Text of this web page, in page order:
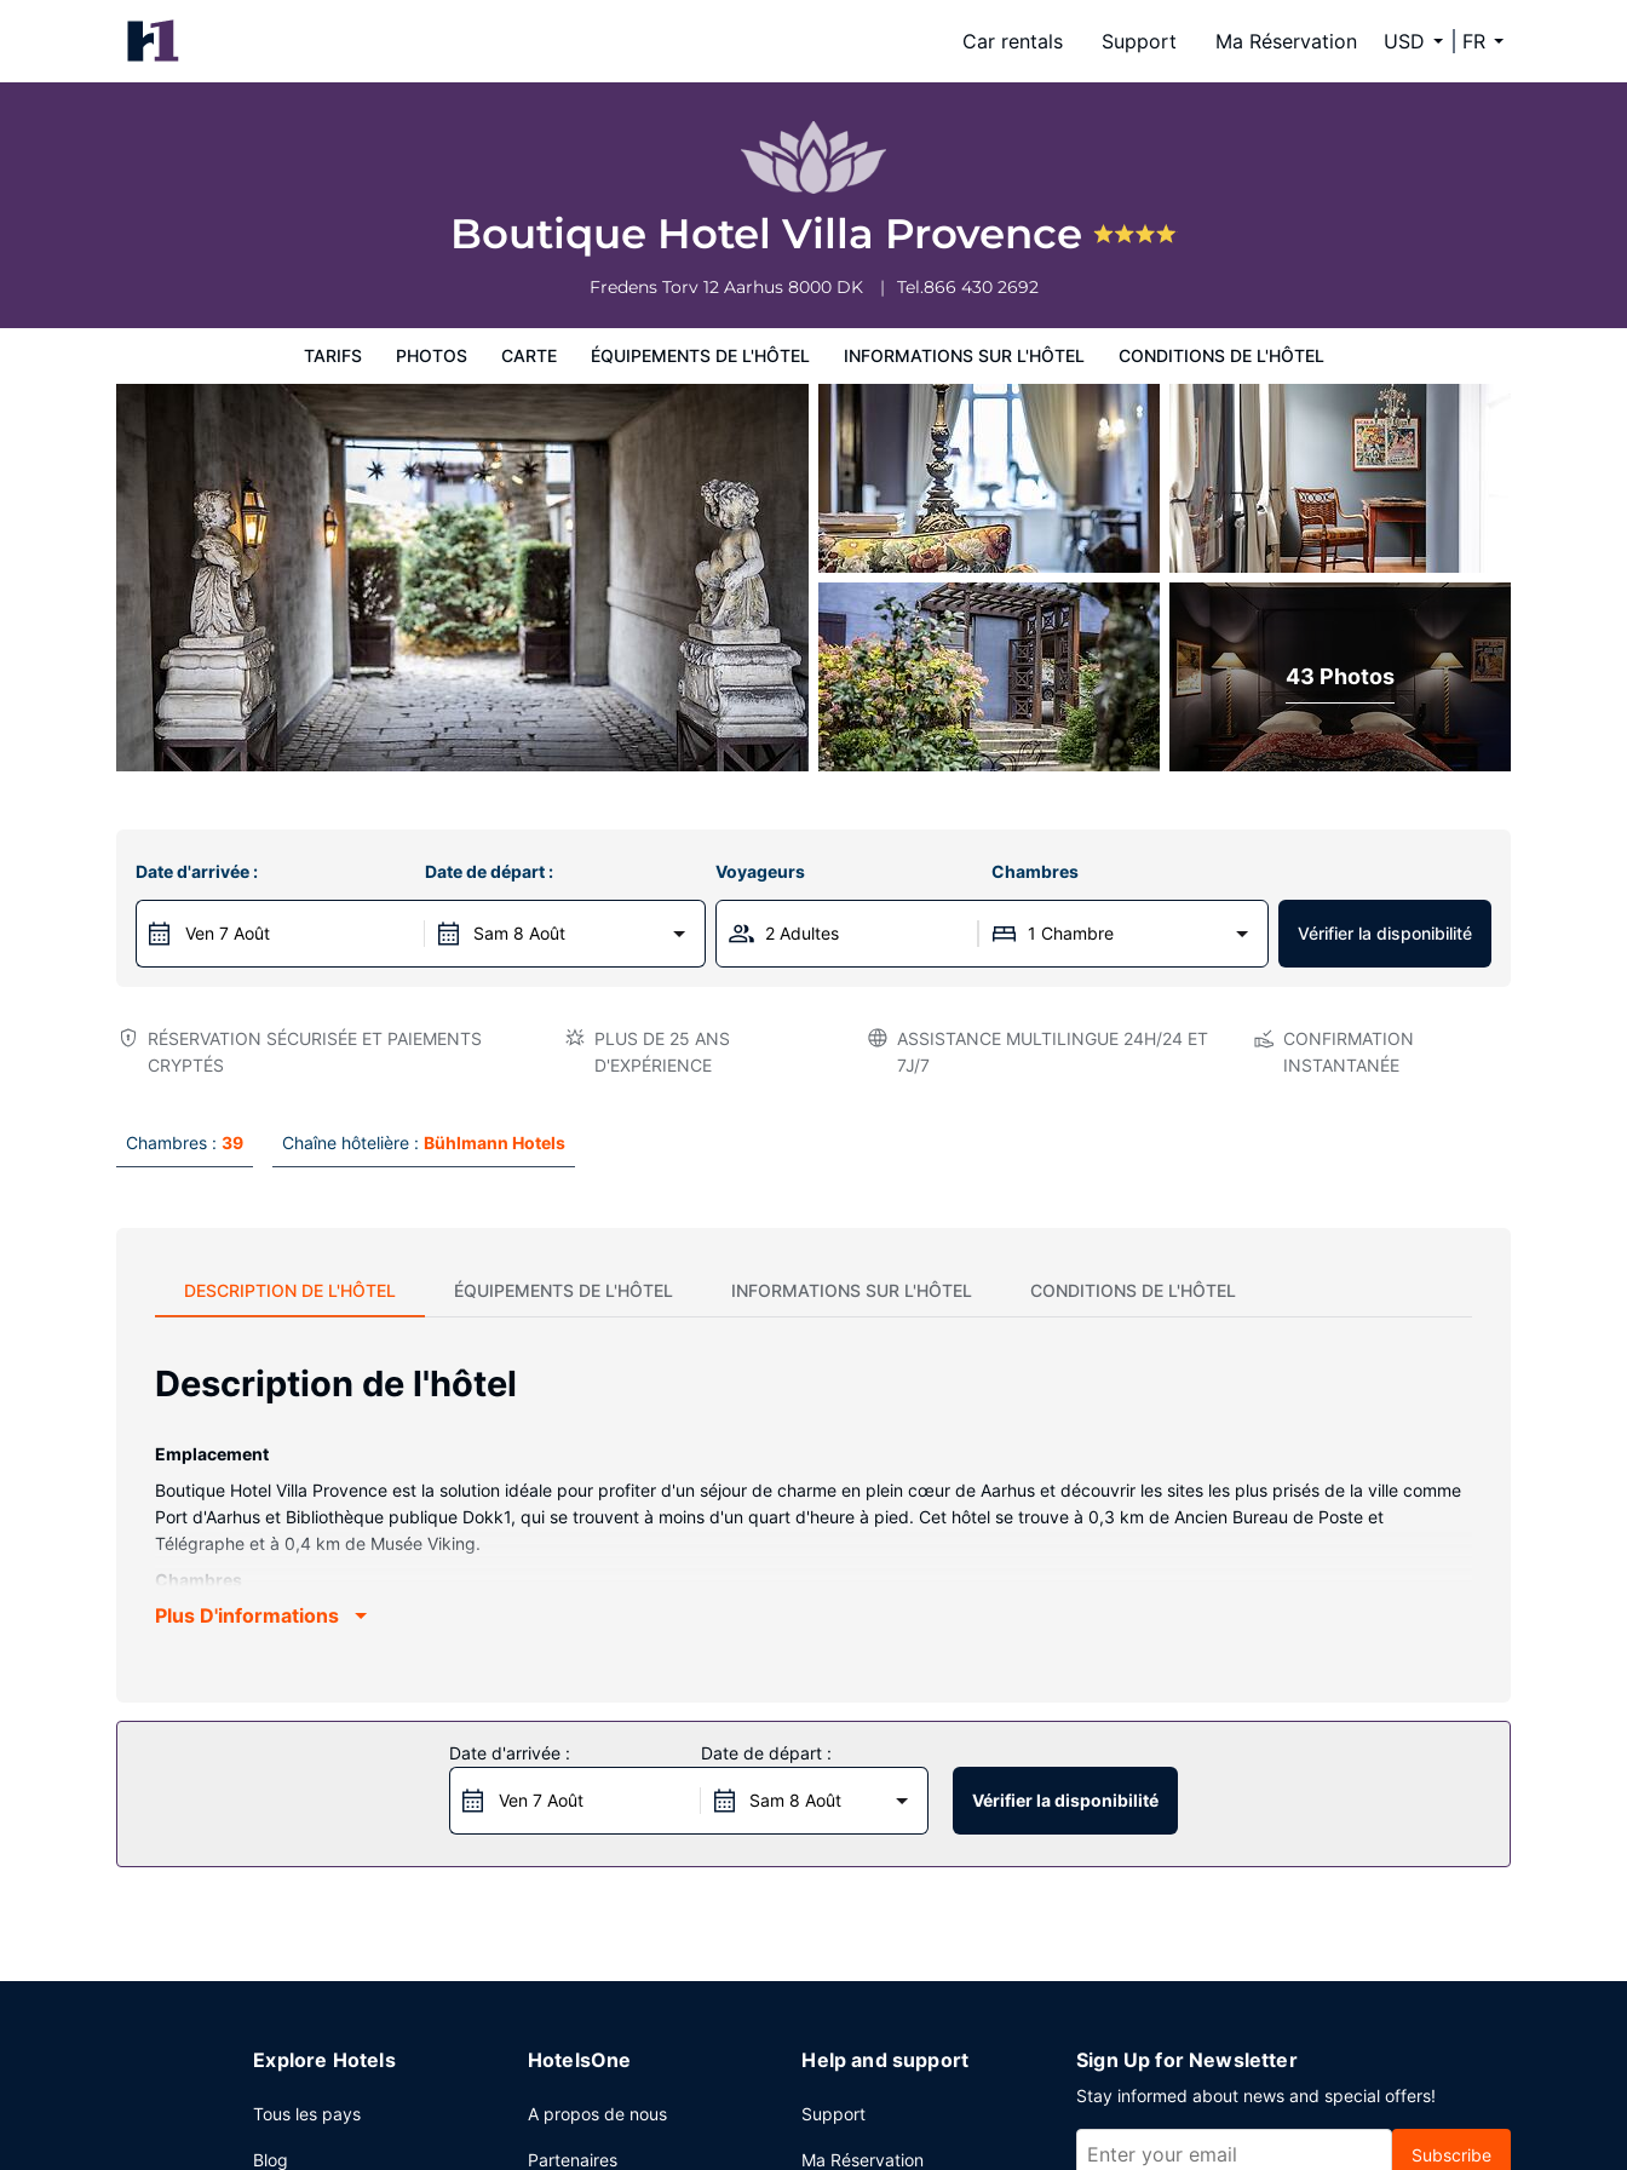
Car rentals Support Ma Réservation USD FR
Boutique Hotel Villa Provence
Fredens Torv 12 Aarhus 8000 DK Tel.866 430 2692
TARIFS PHOTOS CARTE ÉQUIPEMENTS DE L'HÔTEL INFORMATIONS SUR L'HÔTEL CONDITIONS DE L'HÔTEL
Boutique Hotel Villa Provence
Tarifs
43 Photos
Date d'arrivée :
Ven 7 Août
Date de départ :
Sam 8 Août
Voyageurs Chambres
2 Adultes 1 Chambre Vérifier la disponibilité
RÉSERVATION SÉCURISÉE ET PAIEMENTS
CRYPTÉS
PLUS DE 25 ANS
D'EXPÉRIENCE
ASSISTANCE MULTILINGUE 24H/24 ET
7J/7
CONFIRMATION
INSTANTANÉE
Chambres : 39 Chaîne hôtelière : Bühlmann Hotels
DESCRIPTION DE L'HÔTEL ÉQUIPEMENTS DE L'HÔTEL INFORMATIONS SUR L'HÔTEL CONDITIONS DE L'HÔTEL
Description de l'hôtel
Emplacement
Boutique Hotel Villa Provence est la solution idéale pour profiter d'un séjour de charme en plein cœur de Aarhus et découvrir les sites les plus prisés de la ville comme
Port d'Aarhus et Bibliothèque publique Dokk1, qui se trouvent à moins d'un quart d'heure à pied. Cet hôtel se trouve à 0,3 km de Ancien Bureau de Poste et
Télégraphe et à 0,4 km de Musée Viking.
Chambres
Passez un séjour comme il se doit dans une des 39 chambres avec une décoration personnalisée de l'hébergement et profitez des nombreux équipements à votre
Profitez de la vue qui vous est offerte depuis une terrasse et un jardin, sans oublier les nombreux équipements et services qui caractérisent l'hébergement,
notamment l'accès Wi-Fi à Internet gratuit.
Cet hôtel accueille un snack bar/épicerie fine où vous pourrez acheter quelques en-cas et propose un service d'étage 24 h/24 idéal pour les soirées cocooning. Pour
Plus D'informations
Date d'arrivée :
Ven 7 Août
Date de départ :
Sam 8 Août Vérifier la disponibilité
Explore Hotels
Tous les pays
Blog
HotelsOne
A propos de nous
Partenaires
Help and support
Support
Ma Réservation
Sign Up for Newsletter
Stay informed about news and special offers!
Subscribe